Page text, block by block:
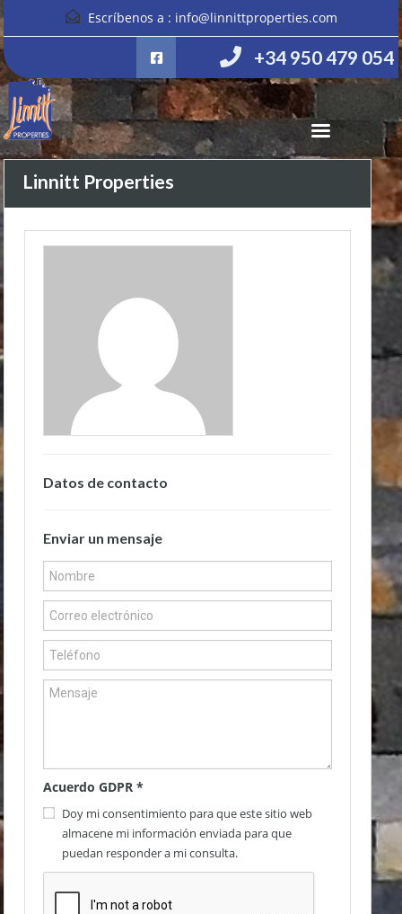
Escríbenos a : info@linnittproperties.com
+34 950 479 054
Linnitt Properties
Datos de contacto
Enviar un mensaje
Acuerdo GDPR *
Doy mi consentimiento para que este sitio web
almacene mi información enviada para que
puedan responder a mi consulta.